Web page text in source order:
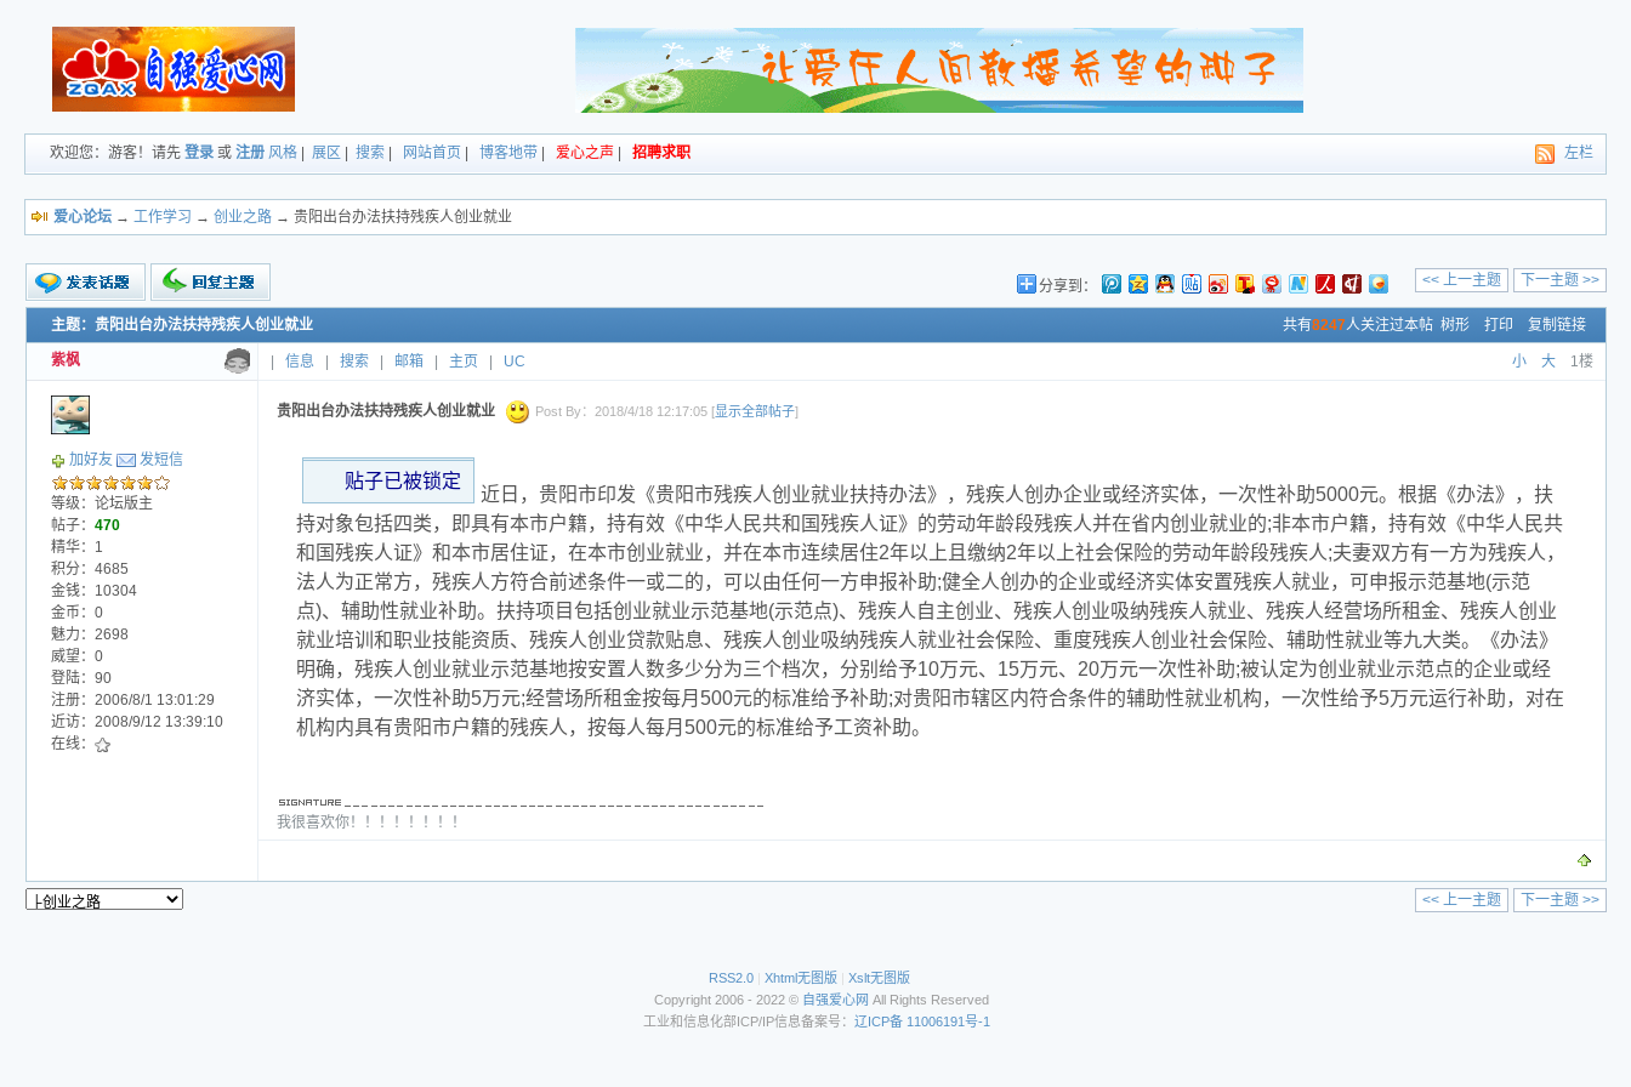
左栏
欢迎您：游客！请先登录 或注册 风格 |展区 |搜索 网站首页 博客地带 爱心之声 招聘求职
爱心论坛 →工作学习 →创业之路 → 贵阳出台办法扶持残疾人创业就业
新的主题
投票帖
小字报
下一主题 >>
<< 上一主题
分享到：
共有8247人关注过本帖 树形 打印 复制链接
主题：贵阳出台办法扶持残疾人创业就业
紫枫 小 大 1楼
信息 搜索 邮箱 主页 UC
加好友 发短信
等级：论坛版主
帖子： 470
精华：1
积分：4685
金钱：10304
金币：0
魅力：2698
威望：0
登陆：90
注册：2006/8/1 13:01:29
近访：2008/9/12 13:39:10
在线：
贵阳出台办法扶持残疾人创业就业 Post By：2018/4/18 12:17:05 [显示全部帖子]
贴子已被锁定
近日，贵阳市印发《贵阳市残疾人创业就业扶持办法》，残疾人创办企业或经济实体，一次性补助5000元。根据《办法》，扶
持对象包括四类，即具有本市户籍，持有效《中华人民共和国残疾人证》的劳动年龄段残疾人并在省内创业就业的;非本市户籍，持有效《中华人民共
和国残疾人证》和本市居住证，在本市创业就业，并在本市连续居住2年以上且缴纳2年以上社会保险的劳动年龄段残疾人;夫妻双方有一方为残疾人，
法人为正常方，残疾人方符合前述条件一或二的，可以由任何一方申报补助;健全人创办的企业或经济实体安置残疾人就业，可申报示范基地(示范
点)、辅助性就业补助。扶持项目包括创业就业示范基地(示范点)、残疾人自主创业、残疾人创业吸纳残疾人就业、残疾人经营场所租金、残疾人创业
就业培训和职业技能资质、残疾人创业贷款贴息、残疾人创业吸纳残疾人就业社会保险、重度残疾人创业社会保险、辅助性就业等九大类。《办法》
明确，残疾人创业就业示范基地按安置人数多少分为三个档次，分别给予10万元、15万元、20万元一次性补助;被认定为创业就业示范点的企业或经
济实体，一次性补助5万元;经营场所租金按每月500元的标准给予补助;对贵阳市辖区内符合条件的辅助性就业机构，一次性给予5万元运行补助，对在
机构内具有贵阳市户籍的残疾人，按每人每月500元的标准给予工资补助。
我很喜欢你！！！！！！！！
下一主题 >>
<< 上一主题
RSS2.0 | Xhtml无图版 | Xslt无图版
Copyright 2006 - 2022 © 自强爱心网 All Rights Reserved
工业和信息化部ICP/IP信息备案号： 辽ICP备 11006191号-1